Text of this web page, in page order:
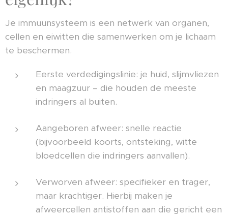
Je immuunsysteem is een netwerk van organen,
cellen en eiwitten die samenwerken om je lichaam
te beschermen.
Eerste verdedigingslinie: je huid, slijmvliezen
en maagzuur – die houden de meeste
indringers al buiten.
Aangeboren afweer: snelle reactie
(bijvoorbeeld koorts, ontsteking, witte
bloedcellen die indringers aanvallen).
Verworven afweer: specifieker en trager,
maar krachtiger. Hierbij maken je
afweercellen antistoffen aan die gericht een